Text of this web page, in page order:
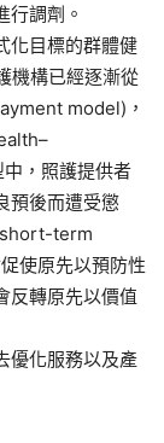
行調劑。
化目標的群體健
機構已經逐漸從
model)，
，照護提供者
預後而遭受懲
term
使原先以預防性
反轉原先以價值
優化服務以及產